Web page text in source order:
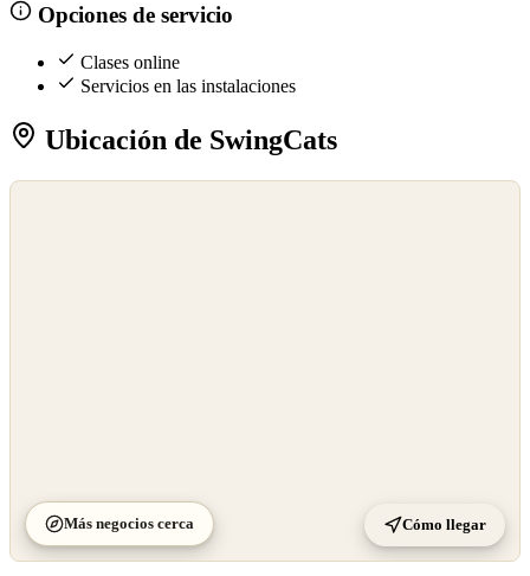
Opciones de servicio
Clases online
Servicios en las instalaciones
Ubicación de SwingCats
Más negocios cerca Cómo llegar